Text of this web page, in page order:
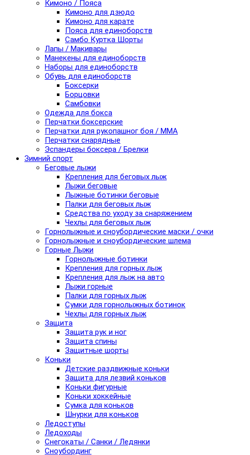
Кимоно / Пояса
Кимоно для дзюдо
Кимоно для карате
Пояса для единоборств
Самбо Куртка Шорты
Лапы / Макивары
Манекены для единоборств
Наборы для единоборств
Обувь для единоборств
Боксерки
Борцовки
Самбовки
Одежда для бокса
Перчатки боксерские
Перчатки для рукопашног боя / ММА
Перчатки снарядные
Эспандеры боксера / Брелки
Зимний спорт
Беговые лыжи
Крепления для беговых лыж
Лыжи беговые
Лыжные ботинки беговые
Палки для беговых лыж
Средства по уходу за снаряжением
Чехлы для беговых лыж
Горнолыжные и сноубордические маски / очки
Горнолыжные и сноубордические шлема
Горные Лыжи
Горнолыжные ботинки
Крепления для горных лыж
Крепления для лыж на авто
Лыжи горные
Палки для горных лыж
Сумки для горнолыжных ботинок
Чехлы для горных лыж
Защита
Защита рук и ног
Защита спины
Защитные шорты
Коньки
Детские раздвижные коньки
Защита для лезвий коньков
Коньки фигурные
Коньки хоккейные
Сумка для коньков
Шнурки для коньков
Ледоступы
Ледоходы
Снегокаты / Санки / Ледянки
Сноубординг